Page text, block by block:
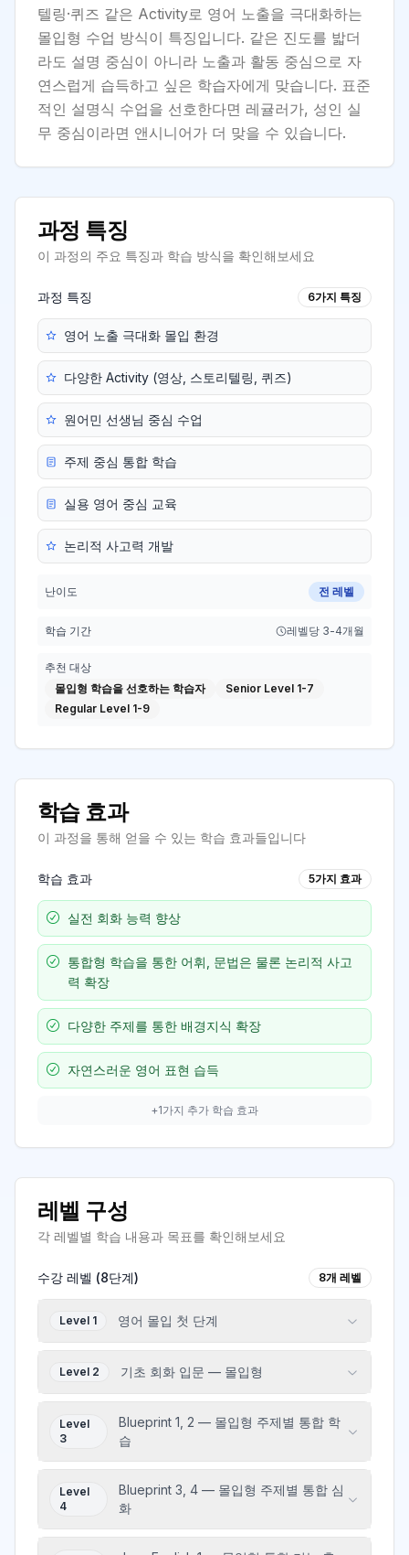
텔링·퀴즈 같은 Activity로 영어 노출을 극대화하는
몰입형 수업 방식이 특징입니다. 같은 진도를 밟더
라도 설명 중심이 아니라 노출과 활동 중심으로 자
연스럽게 습득하고 싶은 학습자에게 맞습니다. 표준
적인 설명식 수업을 선호한다면 레귤러가, 성인 실
무 중심이라면 앤시니어가 더 맞을 수 있습니다.
과정 특징
이 과정의 주요 특징과 학습 방식을 확인해보세요
과정 특징 6가지 특징
영어 노출 극대화 몰입 환경
다양한 Activity (영상, 스토리텔링, 퀴즈)
원어민 선생님 중심 수업
주제 중심 통합 학습
실용 영어 중심 교육
논리적 사고력 개발
난이도 전 레벨
학습 기간 레벨당 3-4개월
추천 대상
몰입형 학습을 선호하는 학습자
Senior Level 1-7
Regular Level 1-9
학습 효과
이 과정을 통해 얻을 수 있는 학습 효과들입니다
학습 효과 5가지 효과
실전 회화 능력 향상
통합형 학습을 통한 어휘, 문법은 물론 논리적 사고
력 확장
다양한 주제를 통한 배경지식 확장
자연스러운 영어 표현 습득
+1가지 추가 학습 효과
레벨 구성
각 레벨별 학습 내용과 목표를 확인해보세요
수강 레벨 (8단계) 8개 레벨
Level 1 영어 몰입 첫 단계
Level 2 기초 회화 입문 — 몰입형
Level
3
Blueprint 1, 2 — 몰입형 주제별 통합 학
습
Level
4
Blueprint 3, 4 — 몰입형 주제별 통합 심
화